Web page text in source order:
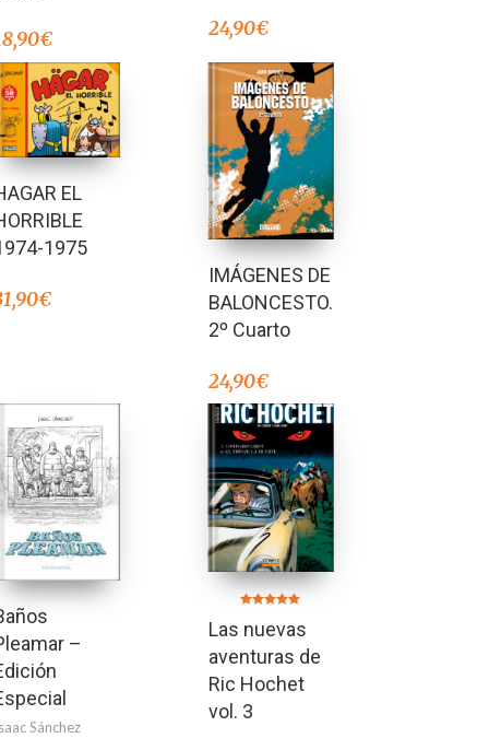
€ 24,90€
EL
1975
€
IMÁGENES DE
BALONCESTO.
2º Cuarto
24,90€
–
Sánchez
5.00
de 5
Las nuevas
aventuras de
Ric Hochet
vol. 3